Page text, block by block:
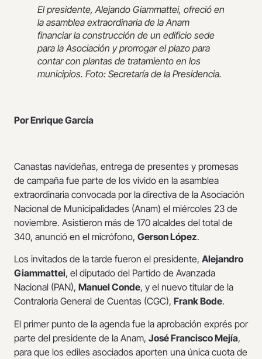
El presidente, Alejando Giammattei, ofreció en
la asamblea extraordinaria de la Anam
financiar la construcción de un edificio sede
para la Asociación y prorrogar el plazo para
contar con plantas de tratamiento en los
municipios. Foto: Secretaría de la Presidencia.
Por Enrique García
Canastas navideñas, entrega de presentes y promesas
de campaña fue parte de los vivido en la asamblea
extraordinaria convocada por la directiva de la Asociación
Nacional de Municipalidades (Anam) el miércoles 23 de
noviembre. Asistieron más de 170 alcaldes del total de
340, anunció en el micrófono, Gerson López.
Los invitados de la tarde fueron el presidente, Alejandro
Giammattei, el diputado del Partido de Avanzada
Nacional (PAN), Manuel Conde, y el nuevo titular de la
Contraloría General de Cuentas (CGC), Frank Bode.
El primer punto de la agenda fue la aprobación exprés por
parte del presidente de la Anam, José Francisco Mejía,
para que los ediles asociados aporten una única cuota de